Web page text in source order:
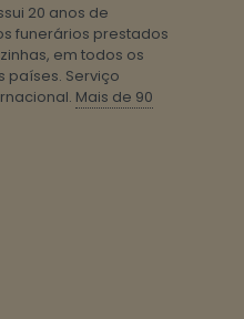
20 anos de
funerários prestados
em todos os
países. Serviço
Mais de 90